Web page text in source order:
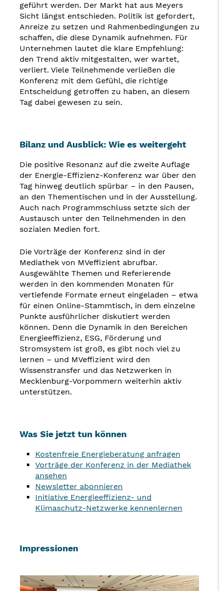
geführt werden. Der Markt hat aus Meyers
Sicht längst entschieden. Politik ist gefordert,
Anreize zu setzen und Rahmenbedingungen zu
schaffen, die diese Dynamik aufnehmen. Für
Unternehmen lautet die klare Empfehlung:
den Trend aktiv mitgestalten, wer wartet,
verliert. Viele Teilnehmende verließen die
Konferenz mit dem Gefühl, die richtige
Entscheidung getroffen zu haben, an diesem
Tag dabei gewesen zu sein.
Bilanz und Ausblick: Wie es weitergeht
Die positive Resonanz auf die zweite Auflage
der Energie-Effizienz-Konferenz war über den
Tag hinweg deutlich spürbar – in den Pausen,
an den Thementischen und in der Ausstellung.
Auch nach Programmschluss setzte sich der
Austausch unter den Teilnehmenden in den
sozialen Medien fort.
Die Vorträge der Konferenz sind in der
Mediathek von MVeffizient abrufbar.
Ausgewählte Themen und Referierende
werden in den kommenden Monaten für
vertiefende Formate erneut eingeladen – etwa
für einen Online-Stammtisch, in dem einzelne
Punkte ausführlicher diskutiert werden
können. Denn die Dynamik in den Bereichen
Energieeffizienz, ESG, Förderung und
Stromsystem ist groß, es gibt noch viel zu
lernen – und MVeffizient wird den
Wissenstransfer und das Netzwerken in
Mecklenburg-Vorpommern weiterhin aktiv
unterstützen.
Was Sie jetzt tun können
Kostenfreie Energieberatung anfragen
Vorträge der Konferenz in der Mediathek
ansehen
Newsletter abonnieren
Initiative Energieeffizienz- und
Klimaschutz-Netzwerke kennenlernen
Impressionen